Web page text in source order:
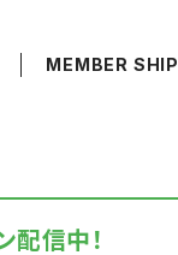
MEMBER SHIP
信中！